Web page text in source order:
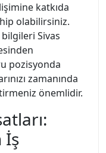
katkıda
olabilirsiniz.
Sivas
pozisyonda
zamanında
önemlidir.
İş